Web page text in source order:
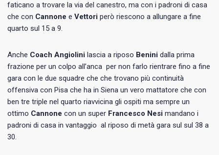
faticano a trovare la via del canestro, ma con i padroni di casa
che con Cannone e Vettori però riescono a allungare a fine
quarto sul 15 a 9.
Anche Coach Angiolini lascia a riposo Benini dalla prima
frazione per un colpo all’anca per non farlo rientrare fino a fine
gara con le due squadre che che trovano più continuità
offensiva con Pisa che ha in Siena un vero mattatore che con
ben tre triple nel quarto riavvicina gli ospiti ma sempre un
ottimo Cannone con un super Francesco Nesi mandano i
padroni di casa in vantaggio al riposo di metà gara sul sul 38 a
30.